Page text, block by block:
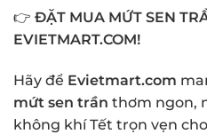
👉 ĐẶT MUA MỨT SEN
EVIETMART.COM!
Hãy để Evietmart.com
mứt sen trần thơm ngon,
không khí Tết trọn vẹn